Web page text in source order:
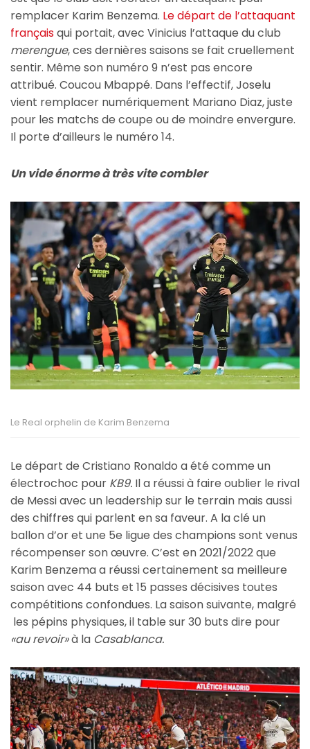
remplacer Karim Benzema. Le départ de l’attaquant
françaisqui portait, avec Vinicius l’attaque du club
merengue, ces dernières saisons se fait cruellement
sentir. Même son numéro 9 n’est pas encore
attribué. Coucou Mbappé. Dans l’effectif, Joselu
vient remplacer numériquement Mariano Diaz, juste
pour les matchs de coupe ou de moindre envergure.
Il porte d’ailleurs le numéro 14.
Un vide énorme à très vite combler
Le Real orphelin de Karim Benzema
Le départ de Cristiano Ronaldo a été comme un
électrochoc pour KB9. Il a réussi à faire oublier le rival
de Messi avec un leadership sur le terrain mais aussi
des chiffres qui parlent en sa faveur. A la clé un
ballon d’or et une 5e ligue des champions sont venus
récompenser son œuvre. C’est en 2021/2022 que
Karim Benzema a réussi certainement sa meilleure
saison avec 44 buts et 15 passes décisives toutes
compétitions confondues. La saison suivante, malgré
les pépins physiques, il table sur 30 buts dire pour
«au revoir»à la Casablanca.